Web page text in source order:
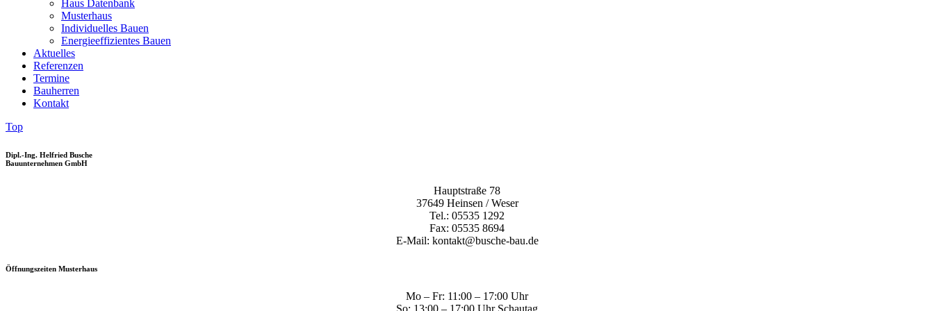
Haus Datenbank
Musterhaus
Individuelles Bauen
Energieeffizientes Bauen
Aktuelles
Referenzen
Termine
Bauherren
Kontakt
Top
Dipl.-Ing. Helfried Busche
Bauunternehmen GmbH
Hauptstraße 78
37649 Heinsen / Weser
Tel.: 05535 1292
Fax: 05535 8694
E-Mail: kontakt@busche-bau.de
Öffnungszeiten Musterhaus
Mo – Fr: 11:00 – 17:00 Uhr
So: 13:00 – 17:00 Uhr Schautag